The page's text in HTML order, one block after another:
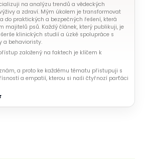
na analýzu trendů a vědeckých
a zdraví. Mým úkolem je transformovat
do praktických a bezpečných řešení, která
majitelů psů. Každý článek, který publikuji, je
klinických studií a úzké spolupráce s
a behavioristy.
založený na faktech je klíčem k
a proto ke každému tématu přistupuji s
a empatií, kterou si naši čtyřnozí parťáci